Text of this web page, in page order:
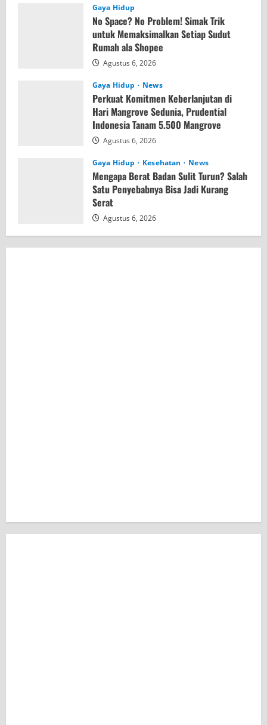
Gaya Hidup
No Space? No Problem! Simak Trik
untuk Memaksimalkan Setiap Sudut
Rumah ala Shopee
Agustus 6, 2026
Gaya Hidup News
Perkuat Komitmen Keberlanjutan di
Hari Mangrove Sedunia, Prudential
Indonesia Tanam 5.500 Mangrove
Agustus 6, 2026
Gaya Hidup Kesehatan News
Mengapa Berat Badan Sulit Turun? Salah
Satu Penyebabnya Bisa Jadi Kurang
Serat
Agustus 6, 2026